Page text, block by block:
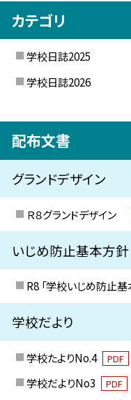
カテゴリ
学校日誌2025
学校日誌2026
配布文書
グランドデザイン
Ｒ８グランドデザイン
いじめ防止基本方針
R8 「学校いじめ防止基
学校だより
学校たよりNo.4 PDF
学校だよりNo3
PDF